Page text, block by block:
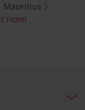
Mauritius
Hotel